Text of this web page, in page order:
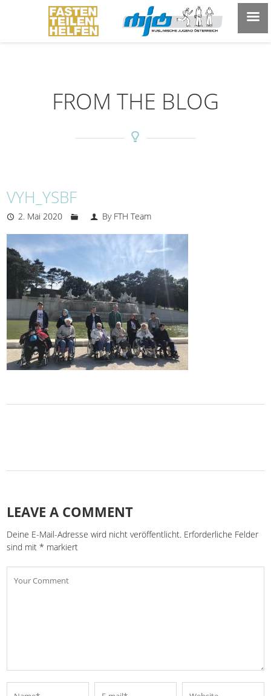
FROM THE BLOG
VYH_YSBF
2. Mai 2020 By FTH Team
LEAVE A COMMENT
Deine E-Mail-Adresse wird nicht veröffentlicht. Erforderliche Felder
sind mit* markiert